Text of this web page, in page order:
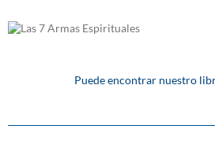
Puede encontrar nuestro